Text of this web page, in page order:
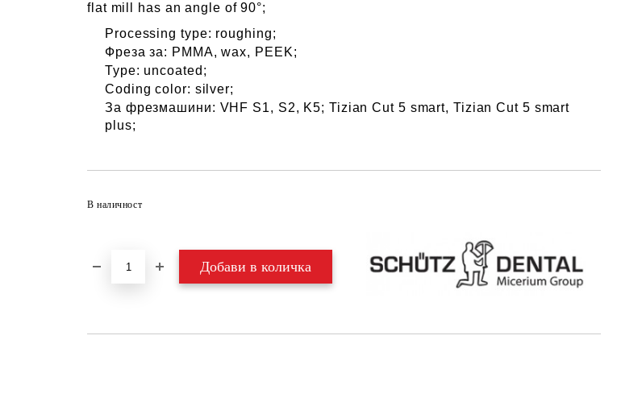
flat mill has an angle of 90°;
Processing type: roughing;
Фреза за: PMMA, wax, PEEK;
Type: uncoated;
Coding color: silver;
За фрезмашини: VHF S1, S2, K5; Tizian Cut 5 smart, Tizian Cut 5 smart
plus;
В наличност